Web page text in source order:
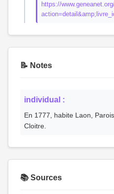
https://
📝 Notes
individual :
En 1777, habite Laon,
Cloitre.
📚 Sources